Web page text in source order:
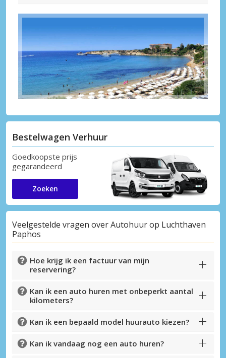
Bestelwagen Verhuur
Goedkoopste prijs
gegarandeerd
Zoeken
Veelgestelde vragen over Autohuur op Luchthaven
Paphos
Hoe krijg ik een factuur van mijn
reservering?
Kan ik een auto huren met onbeperkt aantal
kilometers?
Kan ik een bepaald model huurauto kiezen?
Kan ik vandaag nog een auto huren?